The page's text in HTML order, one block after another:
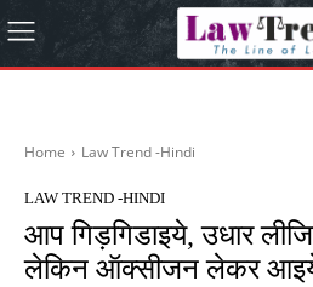
Home Law Trend -Hindi
LAW TREND -HINDI
आप गिड़गिडाइये, उधार
लेकिन ऑक्सीजन लेकर आइये: